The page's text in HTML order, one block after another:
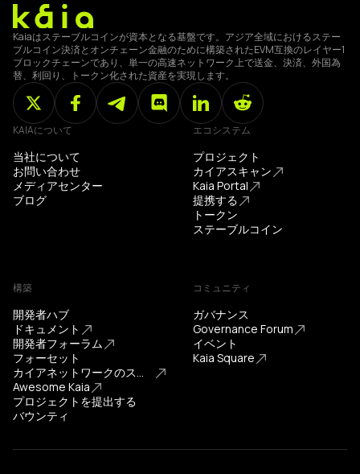
Kaiaはステーブルコインが資本となる基盤です。アジア全域におけるステー
ブルコイン決済とオンチェーン金融のために構築されたEVM互換のレイヤー1
ブロックチェーンであり、単一の高速ネットワーク上で送金、決済、外国為
替、利回り、トークン化された資産を実現します。
KAIAについて
当社について
お問い合わせ
メディアセンター
ブログ
エコシステム
プロジェクト
カイアスキャン
Kaia Portal
提携する
トークン
ステーブルコイン
構築
開発者ハブ
ドキュメント
開発者フォーラム
フォーセット
カイアネットワークのステータス
Awesome Kaia
プロジェクトを提出する
バウンティ
コミュニティ
ガバナンス
Governance Forum
イベント
Kaia Square